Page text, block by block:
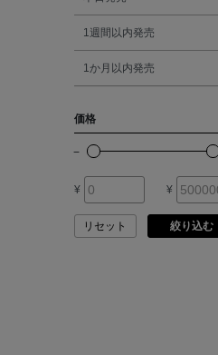
FIRENZE
シルバー
1週間以内発売
1か月以内発売
価格
¥ ¥
リセット 絞り込む